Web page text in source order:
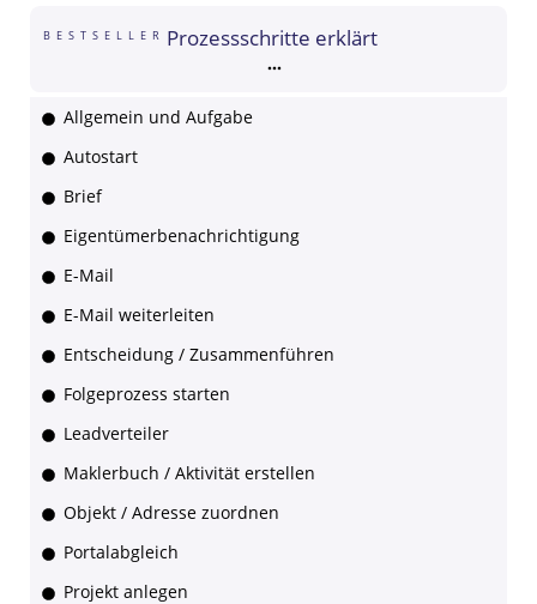
BESTSELLER Prozessschritte erklärt
Allgemein und Aufgabe
Autostart
Brief
Eigentümerbenachrichtigung
E-Mail
E-Mail weiterleiten
Entscheidung / Zusammenführen
Folgeprozess starten
Leadverteiler
Maklerbuch / Aktivität erstellen
Objekt / Adresse zuordnen
Portalabgleich
Projekt anlegen